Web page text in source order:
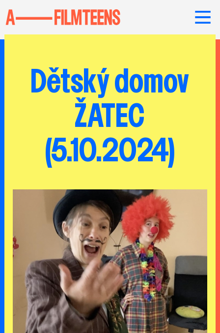
Dětský domov
ŽATEC
(5.10.2024)